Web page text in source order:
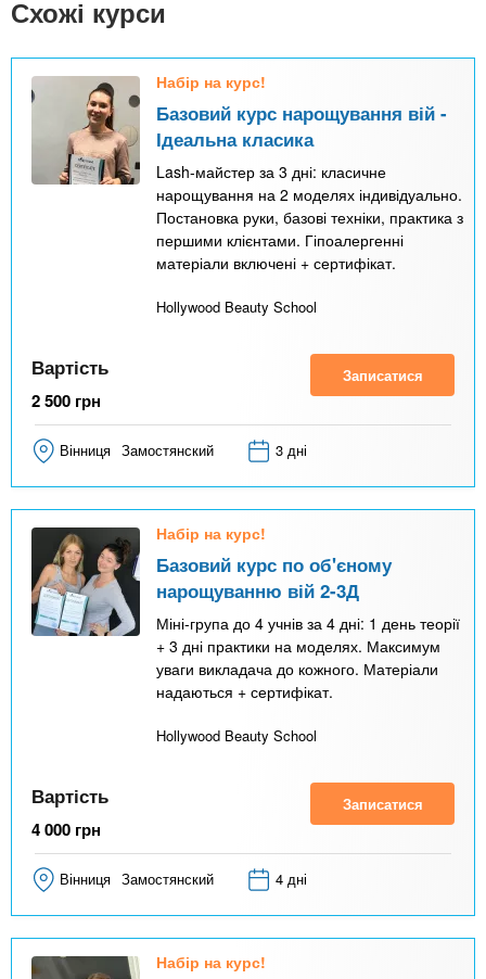
Схожі курси
Набір на курс!
Базовий курс нарощування вій -
Ідеальна класика
Lash-майстер за 3 дні: класичне
нарощування на 2 моделях індивідуально.
Постановка руки, базові техніки, практика з
першими клієнтами. Гіпоалергенні
матеріали включені + сертифікат.
Hollywood Beauty School
Вартість
2 500 грн
Записатися
Вінниця Замостянский 3 дні
Набір на курс!
Базовий курс по об'єному
нарощуванню вій 2-3Д
Міні-група до 4 учнів за 4 дні: 1 день теорії
+ 3 дні практики на моделях. Максимум
уваги викладача до кожного. Матеріали
надаються + сертифікат.
Hollywood Beauty School
Вартість
4 000 грн
Записатися
Вінниця Замостянский 4 дні
Набір на курс!